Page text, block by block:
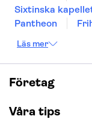
Sixtinska
Pantheon
Burj Khalifa
Saltgruvan i
Caminito del Rey
London Dungeon
Läs mer
Företag
Våra tips